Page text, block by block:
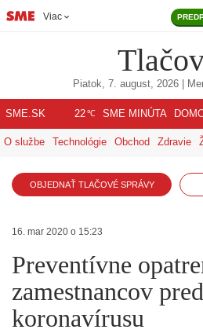
Viac
Piatok, 7. august, 2026 |
SME.SK 22℃ SME MINÚTA
O službe Technológie Obchod Zdravie
OBJEDNAŤ TLAČOVÉ SPRÁVY
16. mar 2020 o 15:23
Preventívne
zamestnancov
koronavírusu